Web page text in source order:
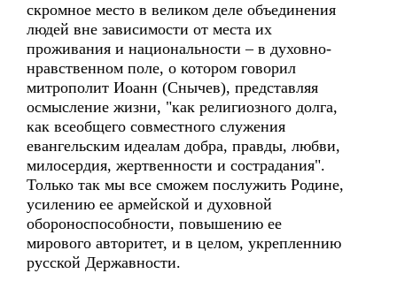
скромное место в великом деле объединения
людей вне зависимости от места их
проживания и национальности – в духовно-
нравственном поле, о котором говорил
митрополит Иоанн (Снычев), представляя
осмысление жизни, "как религиозного долга,
как всеобщего совместного служения
евангельским идеалам добра, правды, любви,
милосердия, жертвенности и сострадания".
Только так мы все сможем послужить Родине,
усилению ее армейской и духовной
обороноспособности, повышению ее
мирового авторитет, и в целом, укрепленнию
русской Державности.